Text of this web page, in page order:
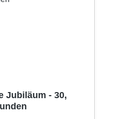
Jubiläum - 30,